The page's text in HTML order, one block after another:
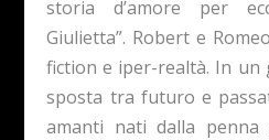
storia d’amore per
Giulietta”. Robert e
fiction e iper-realtà. In un
sposta tra futuro e
amanti nati dalla penna